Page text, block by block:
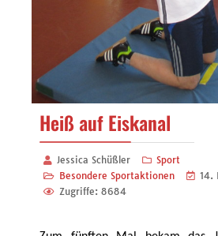
Heiß auf Eiskanal
Jessica Schüßler
Sport
Besondere Sportaktionen
14.
Zugriffe: 8684